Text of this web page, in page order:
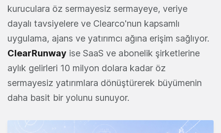
kuruculara öz sermayesiz sermayeye, veriye
dayalı tavsiyelere ve Clearco'nun kapsamlı
uygulama, ajans ve yatırımcı ağına erişim sağlıyor.
ClearRunway ise SaaS ve abonelik şirketlerine
aylık gelirleri 10 milyon dolara kadar öz
sermayesiz yatırımlara dönüştürerek büyümenin
daha basit bir yolunu sunuyor.